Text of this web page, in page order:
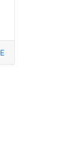
Estudiar Urología